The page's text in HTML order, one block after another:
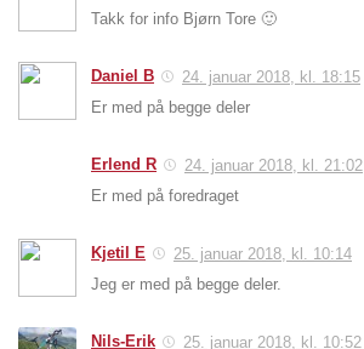
Takk for info Bjørn Tore 🙂
Daniel B
24. januar 2018, kl. 18:15
Er med på begge deler
Erlend R
24. januar 2018, kl. 21:02
Er med på foredraget
Kjetil E
25. januar 2018, kl. 10:14
Jeg er med på begge deler.
Nils-Erik
25. januar 2018, kl. 10:52